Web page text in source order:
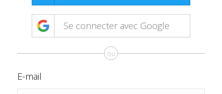
Se connecter avec Google
ou
E-mail